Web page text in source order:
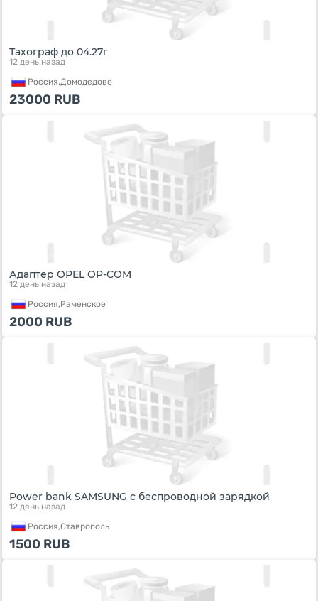
Тахограф до 04.27г
12 день назад
Россия,Домодедово
23000 RUB
Адаптер OPEL OP-COM
12 день назад
Россия,Раменское
2000 RUB
Power bank SAMSUNG с беспроводной зарядкой
12 день назад
Россия,Ставрополь
1500 RUB